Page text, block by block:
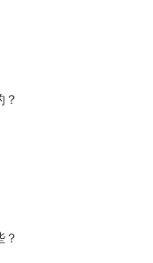
？
？